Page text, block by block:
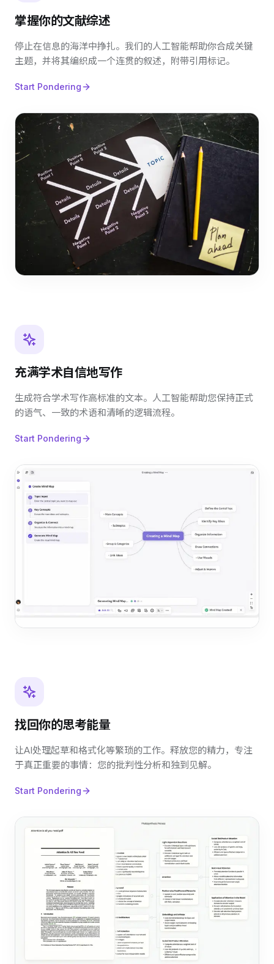
掌握你的文献综述
停止在信息的海洋中挣扎。我们的人工智能帮助你合成关键
主题，并将其编织成一个连贯的叙述，附带引用标记。
Start Pondering
充满学术自信地写作
生成符合学术写作高标准的文本。人工智能帮助您保持正式
的语气、一致的术语和清晰的逻辑流程。
Start Pondering
找回你的思考能量
让AI处理起草和格式化等繁琐的工作。释放您的精力，专注
于真正重要的事情：您的批判性分析和独到见解。
Start Pondering